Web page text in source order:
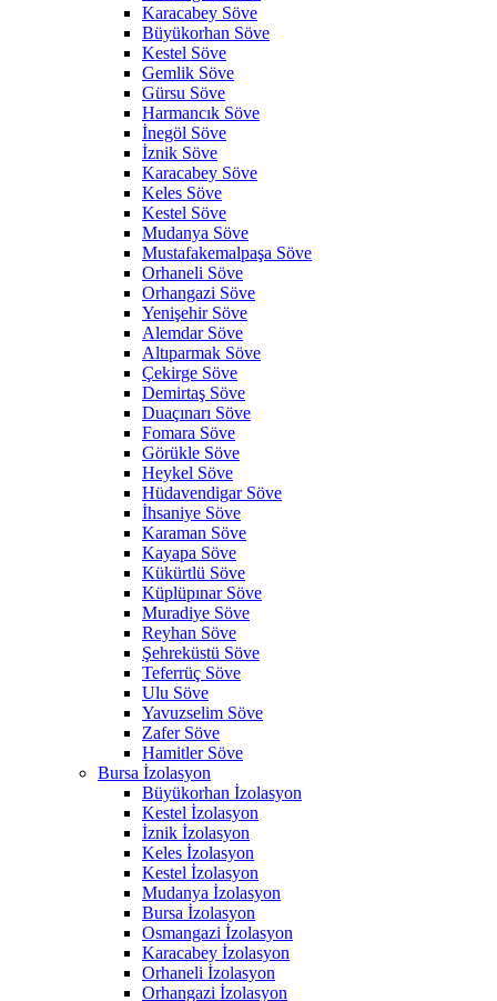
Karacabey Söve
Büyükorhan Söve
Kestel Söve
Gemlik Söve
Gürsu Söve
Harmancık Söve
İnegöl Söve
İznik Söve
Karacabey Söve
Keles Söve
Kestel Söve
Mudanya Söve
Mustafakemalpaşa Söve
Orhaneli Söve
Orhangazi Söve
Yenişehir Söve
Alemdar Söve
Altıparmak Söve
Çekirge Söve
Demirtaş Söve
Duaçınarı Söve
Fomara Söve
Görükle Söve
Heykel Söve
Hüdavendigar Söve
İhsaniye Söve
Karaman Söve
Kayapa Söve
Kükürtlü Söve
Küplüpınar Söve
Muradiye Söve
Reyhan Söve
Şehreküstü Söve
Teferrüç Söve
Ulu Söve
Yavuzselim Söve
Zafer Söve
Hamitler Söve
Bursa İzolasyon
Büyükorhan İzolasyon
Kestel İzolasyon
İznik İzolasyon
Keles İzolasyon
Kestel İzolasyon
Mudanya İzolasyon
Bursa İzolasyon
Osmangazi İzolasyon
Karacabey İzolasyon
Orhaneli İzolasyon
Orhangazi İzolasyon